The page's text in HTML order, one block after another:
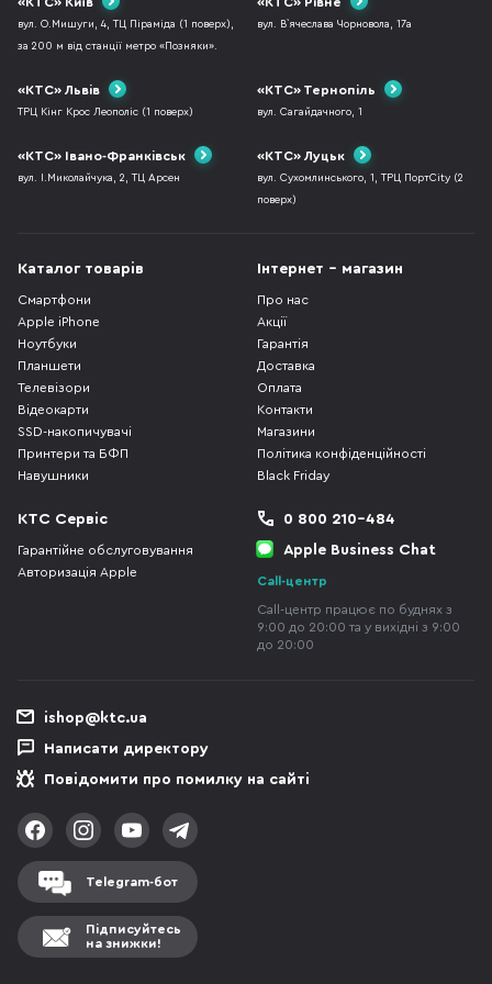
вул. О.Мишуги, 4, ТЦ Піраміда (1 поверх),
за 200 м від станції метро «Позняки».
вул. В`ячеслава Чорновола, 17а
«КТС» Львів
ТРЦ Кінг Крос Леополіс (1 поверх)
«КТС» Тернопіль
вул. Сагайдачного, 1
«КТС» Івано-Франківськ
вул. І.Миколайчука, 2, ТЦ Арсен
«КТС» Луцьк
вул. Сухомлинського, 1, ТРЦ ПортCity (2
поверх)
Каталог товарів
Смартфони
Apple iPhone
Ноутбуки
Планшети
Телевізори
Відеокарти
SSD-накопичувачі
Принтери та БФП
Навушники
Інтернет - магазин
Про нас
Акції
Гарантія
Доставка
Оплата
Контакти
Магазини
Політика конфіденційності
Black Friday
КТС Сервіс
Гарантійне обслуговування
Авторизація Apple
0 800 210-484
Apple Business Chat
Call-центр
Call-центр працює по буднях з
9:00 до 20:00 та у вихідні з 9:00
до 20:00
ishop@ktc.ua
Написати директору
Повідомити про помилку на сайті
Telegram-бот
Підписуйтесь
на знижки!